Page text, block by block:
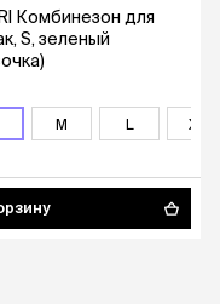
3XL 4XL
Комбинезон для
S, зеленый
M L XL